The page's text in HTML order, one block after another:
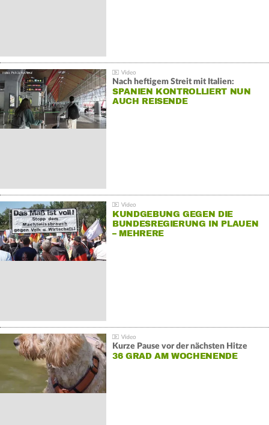
Nach heftigem Streit mit Italien:
SPANIEN KONTROLLIERT NUN
AUCH REISENDE
KUNDGEBUNG GEGEN DIE
BUNDESREGIERUNG IN PLAUEN
– MEHRERE
Kurze Pause vor der nächsten Hitze
36 GRAD AM WOCHENENDE